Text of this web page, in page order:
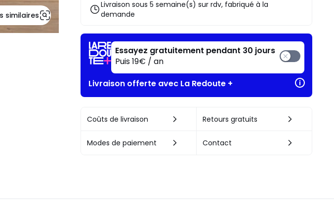
similaires
choix*
!
Livraison sous 5 semaine(s) sur rdv, fabriqué à la
demande
Essayez gratuitement pendant 30 jours
Puis 19€ / an
Livraison offerte avec La Redoute +
Coûts de livraison Retours gratuits
Modes de paiement Contact